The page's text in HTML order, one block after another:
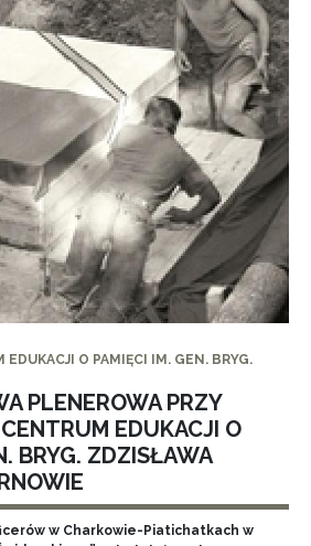
O PAMIĘCI IM. GEN. BRYG.
PLENEROWA PRZY
EDUKACJI O
BRYG. ZDZISŁAWA
w Charkowie-Piatichatkach w